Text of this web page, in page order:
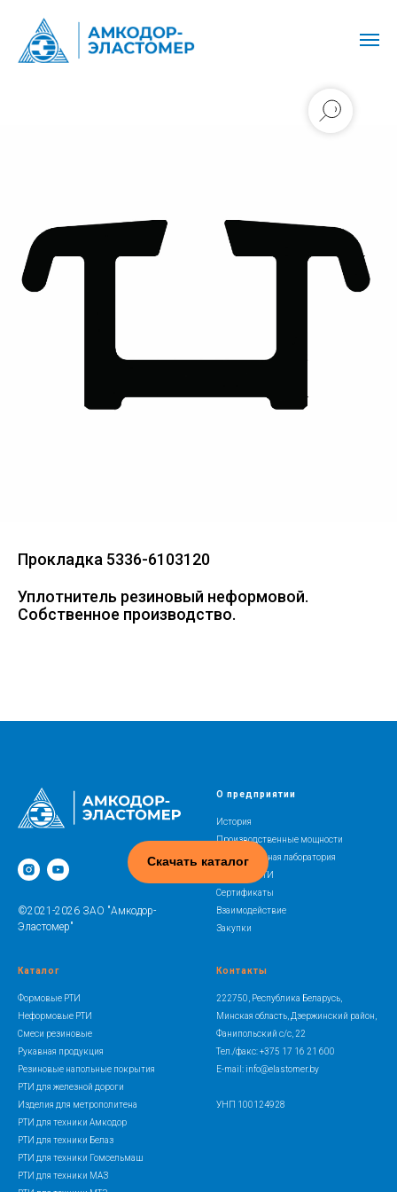
Прокладка 5336-6103120
Уплотнитель резиновый неформовой.
Собственное производство.
Скачать каталог
©2021-2026 ЗАО "Амкодор-
Эластомер"
О предприятии
История
Производственные мощности
Испытательная лаборатория
Освоение РТИ
Сертификаты
Взаимодействие
Закупки
Каталог
Формовые РТИ
Неформовые РТИ
Смеси резиновые
Рукавная продукция
Резиновые напольные покрытия
РТИ для железной дороги
Изделия для метрополитена
РТИ для техники Амкодор
РТИ для техники Белаз
РТИ для техники Гомсельмаш
РТИ для техники МАЗ
Контакты
222750, Республика Беларусь,
Минская область, Дзержинский район,
Фанипольский с/с, 22
Тел./факс: +375 17 16 21 600
E-mail: info@elastomer.by
УНП 100124928